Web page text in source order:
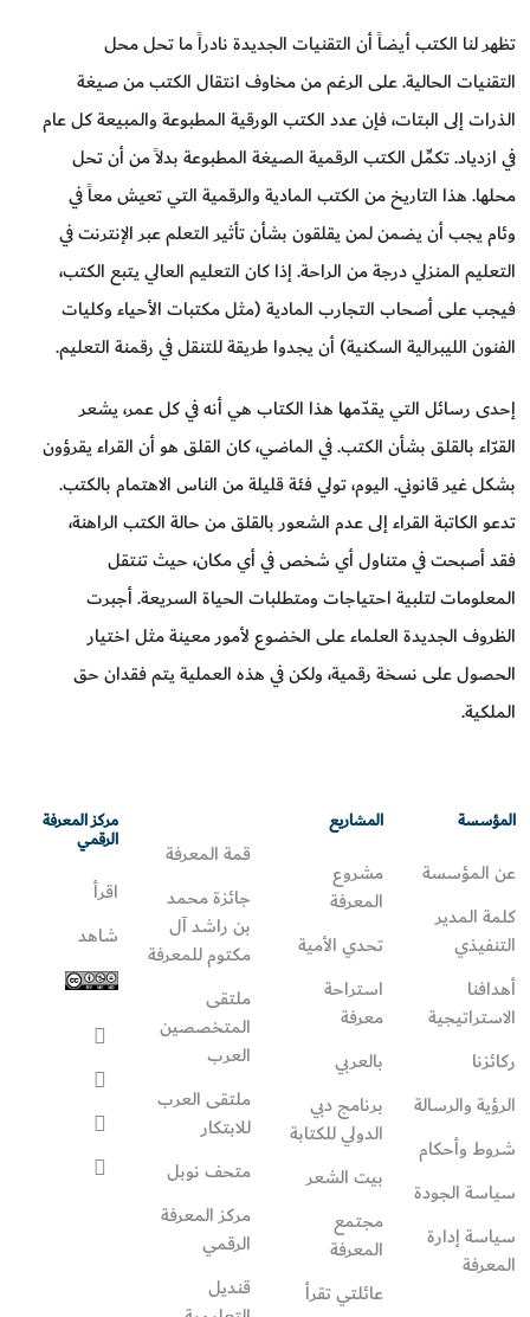
تظهر لنا الكتب أيضاً أن التقنيات الجديدة نادراً ما تحل محل
التقنيات الحالية. على الرغم من مخاوف انتقال الكتب من صيغة
الذرات إلى البتات، فإن عدد الكتب الورقية المطبوعة والمبيعة كل عام
في ازدياد. تكمِّل الكتب الرقمية الصيغة المطبوعة بدلاً من أن تحل
محلها. هذا التاريخ من الكتب المادية والرقمية التي تعيش معاً في
وئام يجب أن يضمن لمن يقلقون بشأن تأثير التعلم عبر الإنترنت في
التعليم المنزلي درجة من الراحة. إذا كان التعليم العالي يتبع الكتب،
فيجب على أصحاب التجارب المادية (مثل مكتبات الأحياء وكليات
الفنون الليبرالية السكنية) أن يجدوا طريقة للتنقل في رقمنة التعليم.
إحدى رسائل التي يقدّمها هذا الكتاب هي أنه في كل عمر، يشعر
القرّاء بالقلق بشأن الكتب. في الماضي، كان القلق هو أن القراء يقرؤون
بشكل غير قانوني. اليوم، تولي فئة قليلة من الناس الاهتمام بالكتب.
تدعو الكاتبة القراء إلى عدم الشعور بالقلق من حالة الكتب الراهنة،
فقد أصبحت في متناول أي شخص في أي مكان، حيث تنتقل
المعلومات لتلبية احتياجات ومتطلبات الحياة السريعة. أجبرت
الظروف الجديدة العلماء على الخضوع لأمور معينة مثل اختيار
الحصول على نسخة رقمية، ولكن في هذه العملية يتم فقدان حق
الملكية.
المؤسسة
عن المؤسسة
كلمة المدير
التنفيذي
أهدافنا
الاستراتيجية
ركائزنا
الرؤية والرسالة
شروط وأحكام
سياسة الجودة
سياسة إدارة
المعرفة
المشاريع
مشروع
المعرفة
تحدي الأمية
استراحة
معرفة
بالعربي
برنامج دبي
الدولي للكتابة
بيت الشعر
مجتمع
المعرفة
عائلتي تقرأ‎
قمة المعرفة
جائزة محمد
بن راشد آل
مكتوم للمعرفة
ملتقى
المتخصصين
العرب
ملتقى العرب
للابتكار
متحف نوبل
مركز المعرفة
الرقمي
قنديل
مركز المعرفة
الرقمي
اقرأ
شاهد